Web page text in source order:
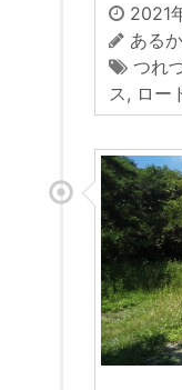
2021
ある
つれ
ス , ロー